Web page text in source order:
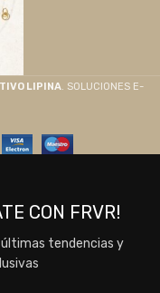
LIPINA. SOLUCIONES E-
CON FRVR!
tendencias y